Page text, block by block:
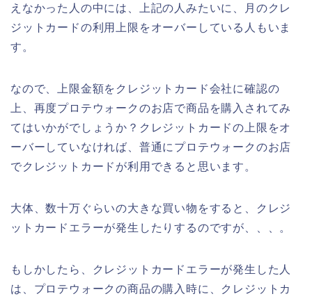
えなかった人の中には、上記の人みたいに、月のクレ
ジットカードの利用上限をオーバーしている人もいま
す。
なので、上限金額をクレジットカード会社に確認の
上、再度プロテウォークのお店で商品を購入されてみ
てはいかがでしょうか？クレジットカードの上限をオ
ーバーしていなければ、普通にプロテウォークのお店
でクレジットカードが利用できると思います。
大体、数十万ぐらいの大きな買い物をすると、クレジ
ットカードエラーが発生したりするのですが、、、。
もしかしたら、クレジットカードエラーが発生した人
は、プロテウォークの商品の購入時に、クレジットカ